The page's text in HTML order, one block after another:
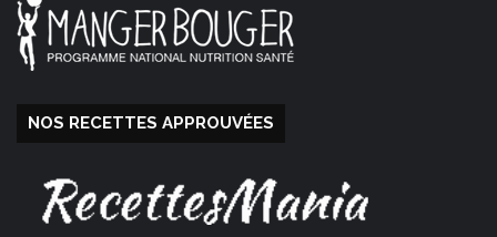
NOS RECETTES APPROUVÉES